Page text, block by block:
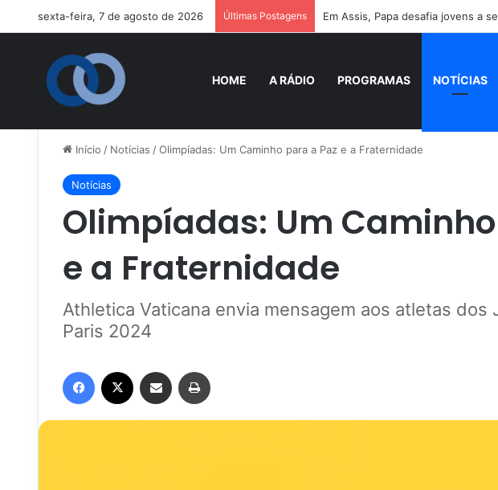
sexta-feira, 7 de agosto de 2026 Últimas Postagens Em Assis, Papa desafia jovens a
HOME A RÁDIO PROGRAMAS NOTÍCIAS
Início / Notícias /Olimpíadas: Um Caminho para a Paz e a Fraternidade
Notícias
Olimpíadas: Um
e a Fraternidade
Athletica Vaticana envia mensagem aos atletas dos
Paris 2024